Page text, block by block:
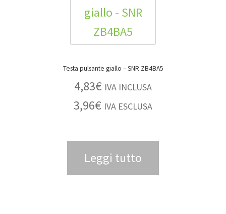
Testa pulsante giallo – SNR ZB4BA5
4,83€ IVA INCLUSA
3,96€ IVA ESCLUSA
Leggi tutto